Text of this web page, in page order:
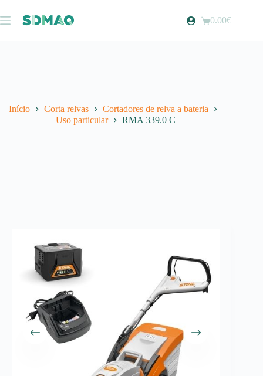
para
o
Carrinho
0.00€
Início Corta relvas
Cortadores de relva a bateria
Uso particular
RMA 339.0 C